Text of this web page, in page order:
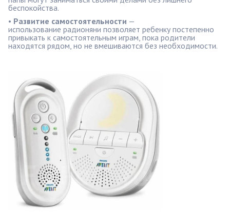
беспокойства.
• Развитие самостоятельности —
использование радионяни позволяет ребенку постепенно
привыкать к самостоятельным играм, пока родители
находятся рядом, но не вмешиваются без необходимости.